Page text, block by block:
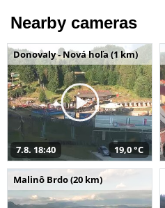
Nearby cameras
Donovaly - Nová hoľa (1 km)
7.8. 18:40 19,0 °C
Malinô Brdo (20 km)